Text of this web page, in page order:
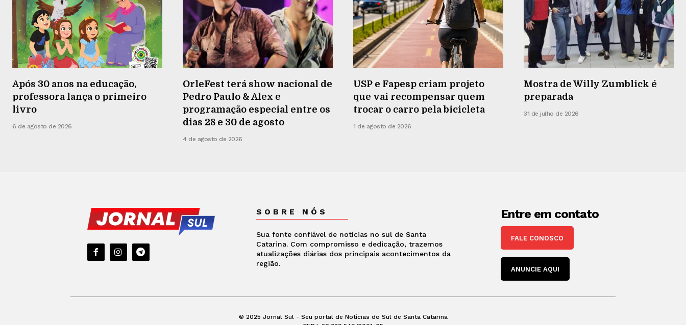
Após 30 anos na educação,
professora lança o primeiro
livro
6 de agosto de 2026
OrleFest terá show nacional de
Pedro Paulo & Alex e
programação especial entre os
dias 28 e 30 de agosto
4 de agosto de 2026
USP e Fapesp criam projeto
que vai recompensar quem
trocar o carro pela bicicleta
1 de agosto de 2026
Mostra de Willy Zumblick é
preparada
31 de julho de 2026
SOBRE NÓS
Sua fonte confiável de notícias no sul de Santa
Catarina. Com compromisso e dedicação, trazemos
atualizações diárias dos principais acontecimentos da
região.
Entre em contato
FALE CONOSCO
ANUNCIE AQUI
© 2025 Jornal Sul - Seu portal de Notícias do Sul de Santa Catarina